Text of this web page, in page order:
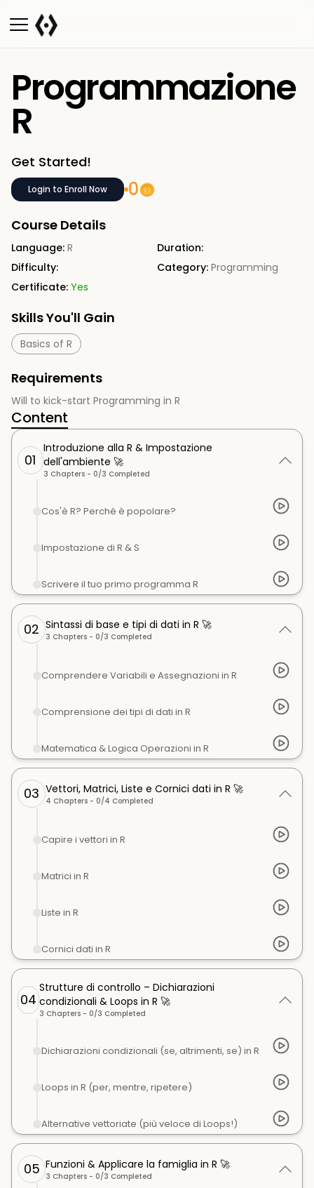
Programmazione
R
Get Started!
Login to Enroll Now 0
Course Details
Language: R
Duration:
Difficulty:
Category: Programming
Certificate: Yes
Skills You'll Gain
Basics of R
Requirements
Will to kick-start Programming in R
Content
01
Introduzione alla R & Impostazione
dell'ambiente 🚀
3 Chapters - 0/3 Completed
Cos'è R? Perché è popolare?
Impostazione di R & S
Scrivere il tuo primo programma R
02 Sintassi di base e tipi di dati in R 🚀
3 Chapters - 0/3 Completed
Comprendere Variabili e Assegnazioni in R
Comprensione dei tipi di dati in R
Matematica & Logica Operazioni in R
03 Vettori, Matrici, Liste e Cornici dati in R 🚀
4 Chapters - 0/4 Completed
Capire i vettori in R
Matrici in R
Liste in R
Cornici dati in R
04
Strutture di controllo – Dichiarazioni
condizionali & Loops in R 🚀
3 Chapters - 0/3 Completed
Dichiarazioni condizionali (se, altrimenti, se) in R
Loops in R (per, mentre, ripetere)
Alternative vettoriate (più veloce di Loops!)
05 Funzioni & Applicare la famiglia in R 🚀
3 Chapters - 0/3 Completed